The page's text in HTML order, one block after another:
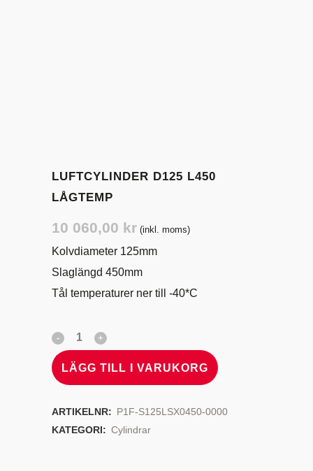
LUFTCYLINDER D125 L450
LÅGTEMP
10 060,00 kr (inkl. moms)
Kolvdiameter 125mm
Slaglängd 450mm
Tål temperaturer ner till -40*C
LÄGG TILL I VARUKORG
ARTIKELNR: P1F-S125LSX0450-0000
KATEGORI: Cylindrar